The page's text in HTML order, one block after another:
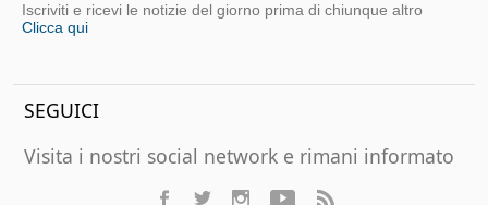
Iscriviti e ricevi le notizie del giorno prima di chiunque altro
Clicca qui
SEGUICI
Visita i nostri social network e rimani informato